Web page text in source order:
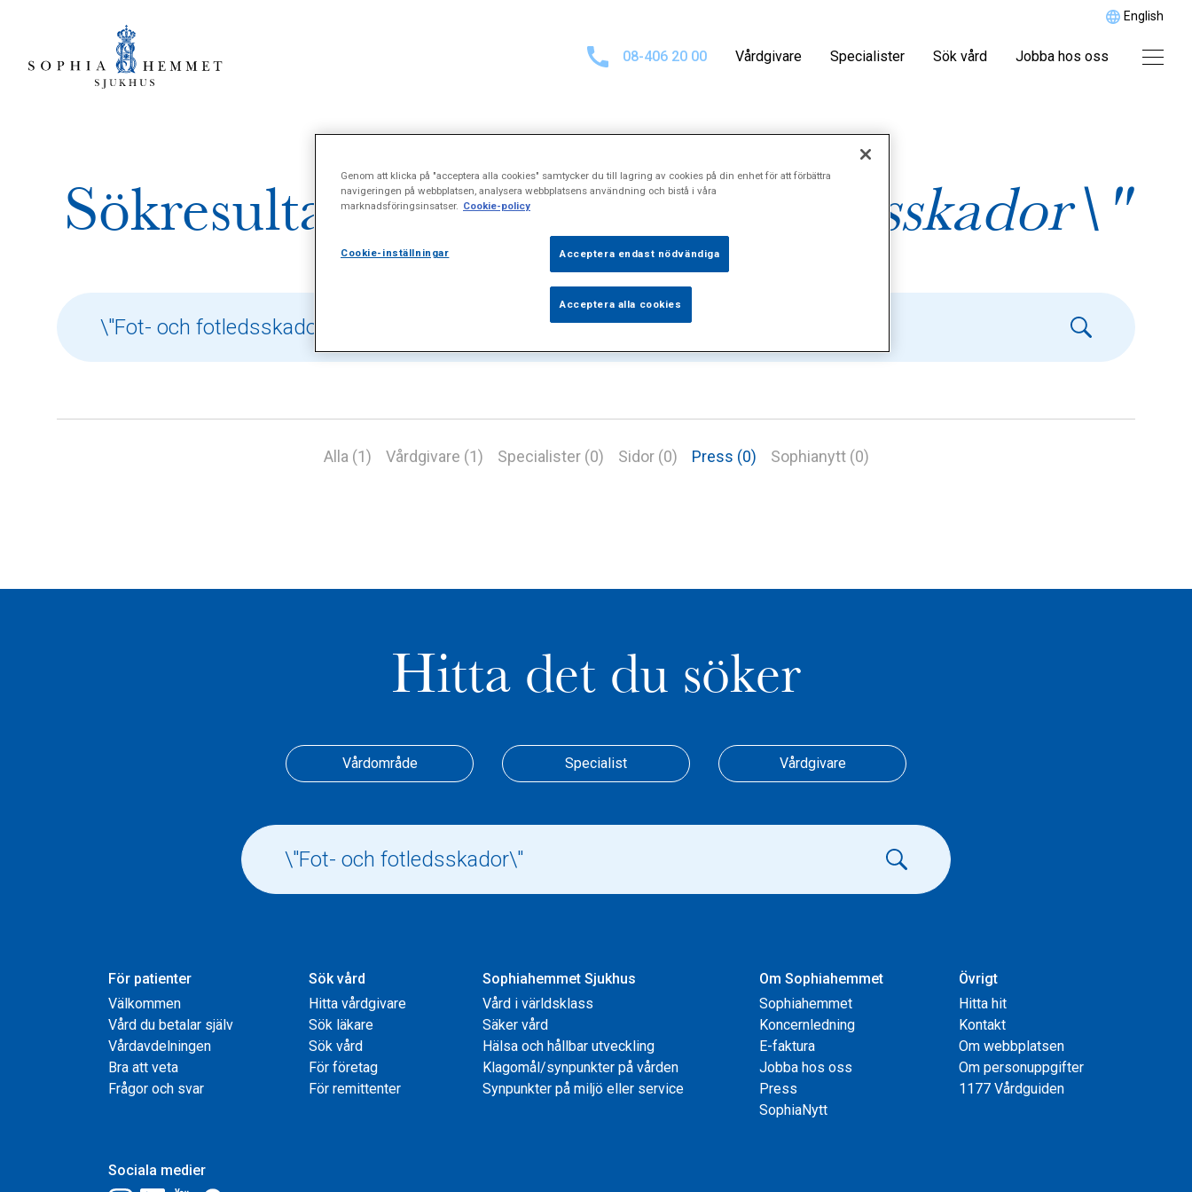
English
08-406 20 00 Vårdgivare Specialister Sök vård Jobba hos oss
Sökresultat för\"Fot- och fotledsskador\"
Alla (1) Vårdgivare (1) Specialister (0) Sidor (0) Press (0) Sophianytt (0)
Hitta det du söker
Vårdområde Specialist Vårdgivare
För patienter
Välkommen
Vård du betalar själv
Vårdavdelningen
Bra att veta
Frågor och svar
Sök vård
Hitta vårdgivare
Sök läkare
Sök vård
För företag
För remittenter
Sophiahemmet Sjukhus
Vård i världsklass
Säker vård
Hälsa och hållbar utveckling
Klagomål/synpunkter på vården
Synpunkter på miljö eller service
Om Sophiahemmet
Sophiahemmet
Koncernledning
E-faktura
Jobba hos oss
Press
SophiaNytt
Övrigt
Hitta hit
Kontakt
Om webbplatsen
Om personuppgifter
1177 Vårdguiden
Sociala medier
Genom att klicka på "acceptera alla cookies" samtycker du till lagring av cookies på din enhet för att förbättra
navigeringen på webbplatsen, analysera webbplatsens användning och bistå i våra
marknadsföringsinsatser. Cookie-policy
Cookie-inställningar Acceptera endast nödvändiga
Acceptera alla cookies